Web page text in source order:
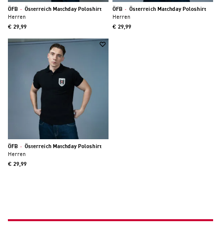
ÖFB · Österreich Matchday Poloshirt
Herren
€ 29,99
ÖFB · Österreich Matchday Poloshirt
Herren
€ 29,99
ÖFB · Österreich Matchday Poloshirt
Herren
€ 29,99